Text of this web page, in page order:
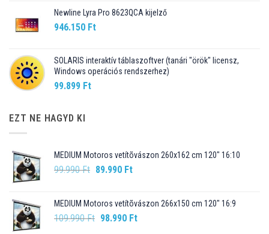
Newline Lyra Pro 8623QCA kijelző
946.150 Ft
SOLARIS interaktív táblaszoftver (tanári "örök" licensz,
Windows operációs rendszerhez)
99.899 Ft
EZT NE HAGYD KI
MEDIUM Motoros vetítõvászon 260x162 cm 120" 16:10
99.990Ft Original
99.990 Ft.
89.990 FtCurrent
89.990 Ft.
MEDIUM Motoros vetítõvászon 266x150 cm 120" 16:9
109.990Ft Original
98.990 FtCurrent